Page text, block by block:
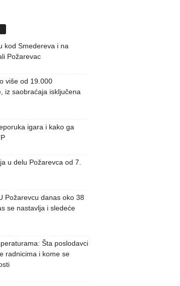
kod Smedereva i na
Požarevac
više od 19.000
iz saobraćaja isključena
igara i kako ga
u delu Požarevca od 7.
Požarevcu danas oko 38
se nastavlja i sledeće
Šta poslodavci
radnicima i kome se